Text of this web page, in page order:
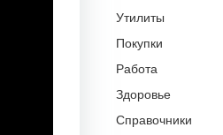
Утилиты
Покупки
Работа
Здоровье
Справочники